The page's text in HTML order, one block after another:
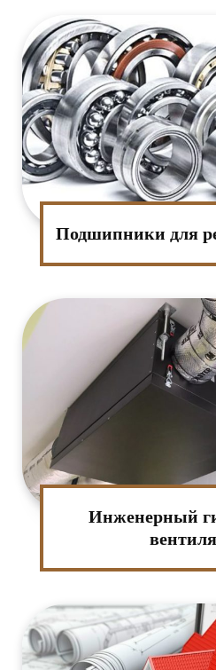
Подшипники для
Инженерный